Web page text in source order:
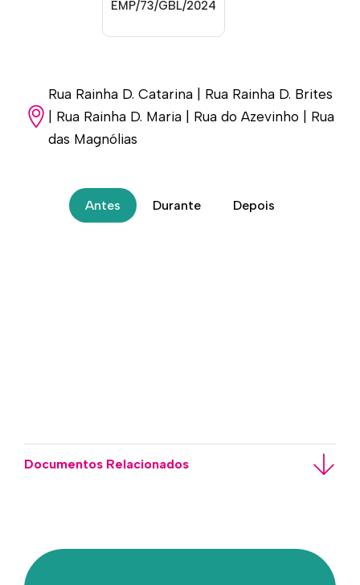
EMP/73/GBL/2024
Rua Rainha D. Catarina | Rua Rainha D. Brites
| Rua Rainha D. Maria | Rua do Azevinho | Rua
das Magnólias
Antes Durante Depois
Documentos Relacionados